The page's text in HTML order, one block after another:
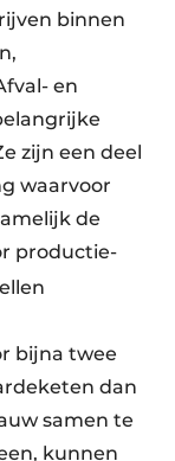
binnen
en
zijn een deel
waarvoor
de
productie-
bijna twee
dan
samen te
kunnen